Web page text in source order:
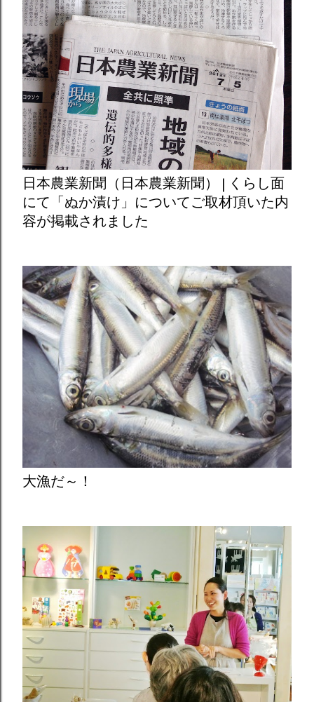
日本農業新聞（日本農業新聞） | くらし面
にて「ぬか漬け」についてご取材頂いた内
容が掲載されました
大漁だ～！